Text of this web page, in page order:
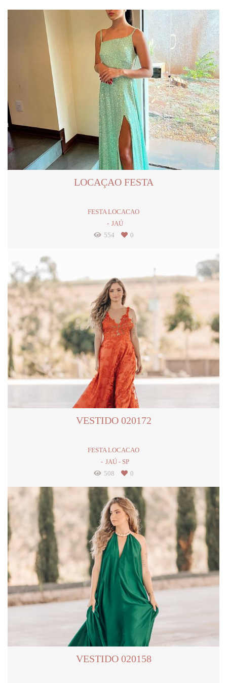
LOCAÇAO FESTA
FESTA LOCACAO
JAÚ
554
0
VESTIDO 020172
FESTA LOCACAO
JAÚ - SP
508
0
VESTIDO 020158